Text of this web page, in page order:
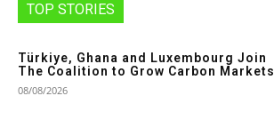
TOP STORIES
Türkiye, Ghana and Luxembourg Join
The Coalition to Grow Carbon Markets
08/08/2026